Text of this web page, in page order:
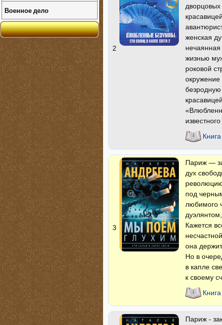
2
женская
жизнью
роковой
окружение
безродную
3
Париж —
дух
под
любимого
Кажется
она
Но в
в капле
к своему
Париж -
Военное дело